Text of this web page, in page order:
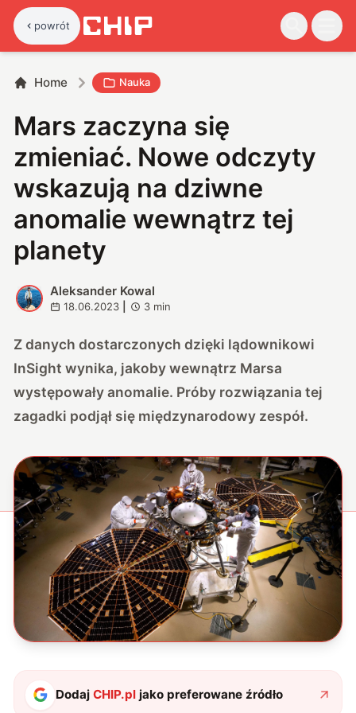
powrót
Home Nauka
Mars zaczyna się
zmieniać. Nowe odczyty
wskazują na dziwne
anomalie wewnątrz tej
planety
A
Aleksander Kowal
18.06.2023 3 min
Z danych dostarczonych dzięki lądownikowi
InSight wynika, jakoby wewnątrz Marsa
występowały anomalie. Próby rozwiązania tej
zagadki podjął się międzynarodowy zespół.
DodajCHIP.pl jako preferowane źródło